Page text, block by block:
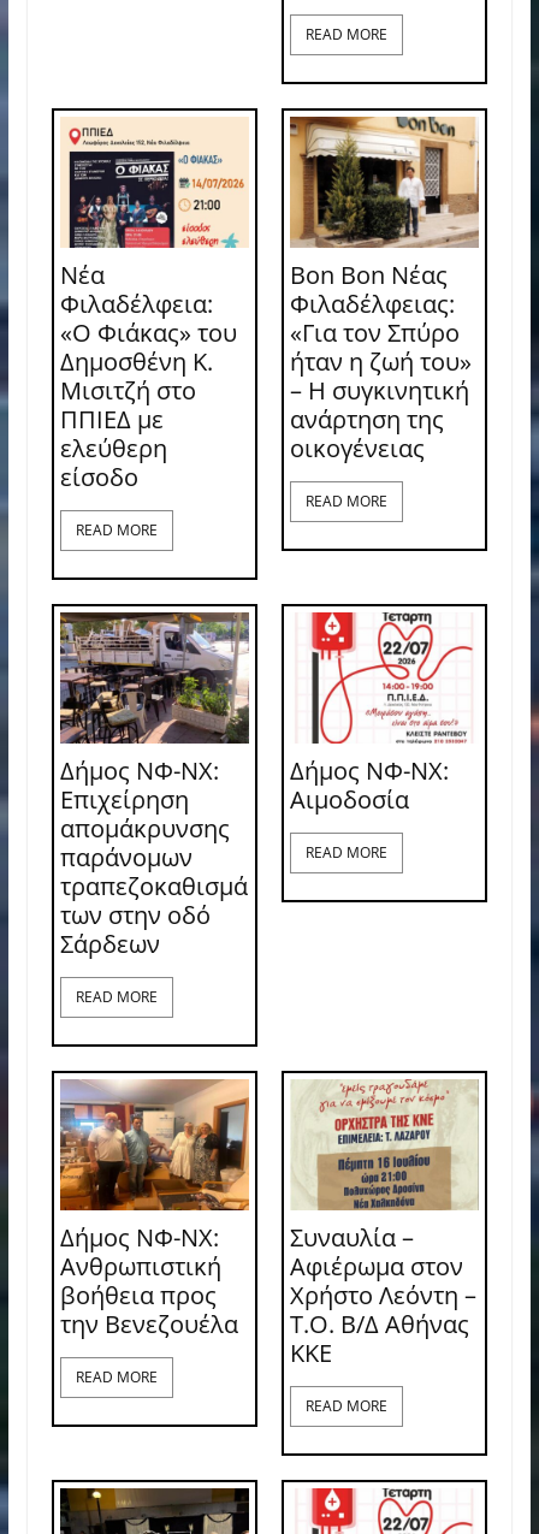
READ MORE
Νέα
Φιλαδέλφεια:
«Ο Φιάκας» του
Δημοσθένη Κ.
Μισιτζή στο
ΠΠΙΕΔ με
ελεύθερη
είσοδο
READ MORE
Bon Bon Νέας
Φιλαδέλφειας:
«Για τον Σπύρο
ήταν η ζωή του»
– Η συγκινητική
ανάρτηση της
οικογένειας
READ MORE
Δήμος ΝΦ-ΝΧ:
Επιχείρηση
απομάκρυνσης
παράνομων
τραπεζοκαθισμά
των στην οδό
Σάρδεων
READ MORE
Δήμος ΝΦ-ΝΧ:
Aιμοδοσία
READ MORE
Δήμος ΝΦ-ΝΧ:
Ανθρωπιστική
βοήθεια προς
την Βενεζουέλα
READ MORE
Συναυλία –
Αφιέρωμα στον
Χρήστο Λεόντη –
Τ.Ο. Β/Δ Αθήνας
ΚΚΕ
READ MORE